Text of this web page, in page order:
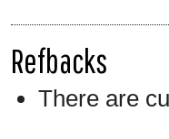
Refbacks
There are